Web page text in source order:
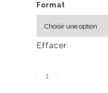
Format
Effacer